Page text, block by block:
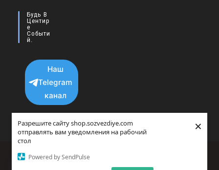
Разрешите сайту shop.sozvezdiye.com
отправлять вам уведомления на рабочий
стол
Powered by SendPulse
×
Будь В
Центир
Е
Событи
Й.
Наш
Telegram
канал
copyright © 2025 - 2026 Все права защищенны.Прайс-агрегатор